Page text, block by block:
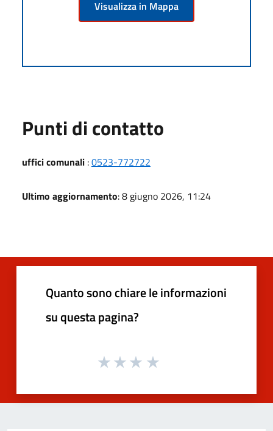
Visualizza in Mappa
Punti di contatto
uffici comunali :0523-772722
Ultimo aggiornamento: 8 giugno 2026, 11:24
Quanto sono chiare le informazioni
su questa pagina?